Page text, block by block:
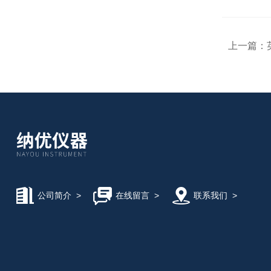
上一篇：
公司简介 > 在线留言> 联系我们 >